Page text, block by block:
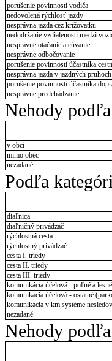
porušenie povinnosti vodiča
nedovolená rýchlosť jazdy
nesprávna jazda cez križovatku
nedodržanie vzdialenosti medzi
nesprávne otáčanie a cúvanie
nesprávne odbočovanie
porušenie povinnosti účastníka
nesprávna jazda v jazdných pruhoch
porušenie povinnosti účastníka
nesprávne predchádzanie
Nehody
v obci
mimo obec
nezadané
Podľa
diaľnica
diaľničný privádzač
rýchlostná cesta
rýchlostný privádzač
cesta I. triedy
cesta II. triedy
cesta III. triedy
komunikácia účelová - poľné a
komunikácia účelová - ostatné
komunikácia v km systéme
nezadané
Nehody